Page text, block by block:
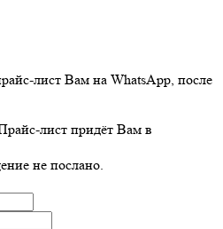
лист Вам на WhatsApp, после
лист придёт Вам в
не послано.